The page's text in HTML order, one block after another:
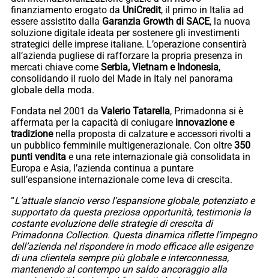
finanziamento erogato da UniCredit, il primo in Italia ad
essere assistito dalla Garanzia Growth di SACE, la nuova
soluzione digitale ideata per sostenere gli investimenti
strategici delle imprese italiane. L’operazione consentirà
all’azienda pugliese di rafforzare la propria presenza in
mercati chiave come Serbia, Vietnam e Indonesia,
consolidando il ruolo del Made in Italy nel panorama
globale della moda.
Fondata nel 2001 da Valerio Tatarella, Primadonna si è
affermata per la capacità di coniugare innovazione e
tradizionenella proposta di calzature e accessori rivolti a
un pubblico femminile multigenerazionale. Con oltre 350
punti vendita e una rete internazionale già consolidata in
Europa e Asia, l’azienda continua a puntare
sull’espansione internazionale come leva di crescita.
“L’attuale slancio verso l’espansione globale, potenziato e
supportato da questa preziosa opportunità, testimonia la
costante evoluzione delle strategie di crescita di
Primadonna Collection. Questa dinamica riflette l’impegno
dell’azienda nel rispondere in modo efficace alle esigenze
di una clientela sempre più globale e interconnessa,
mantenendo al contempo un saldo ancoraggio alla